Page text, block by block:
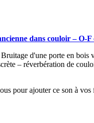
dans couloir – O-F
d'une porte en bois
– réverbération de